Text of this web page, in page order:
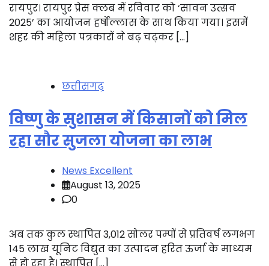
रायपुर। रायपुर प्रेस क्लब में रविवार को ‘सावन उत्सव
2025’ का आयोजन हर्षोल्लास के साथ किया गया। इसमें
शहर की महिला पत्रकारों ने बढ़ चढ़कर […]
छत्तीसगढ़
विष्णु के सुशासन में किसानों को मिल
रहा सौर सुजला योजना का लाभ
News Excellent
August 13, 2025
0
अब तक कुल स्थापित 3,012 सोलर पम्पों से प्रतिवर्ष लगभग
145 लाख यूनिट विद्युत का उत्पादन हरित ऊर्जा के माध्यम
से हो रहा है। स्थापित […]